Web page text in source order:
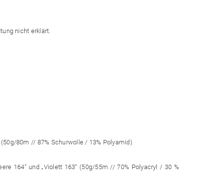
nicht erklärt.
80m // 87% Schurwolle / 13% Polyamid)
164“ und „Violett 163“ (50g/55m // 70% Polyacryl / 30 %